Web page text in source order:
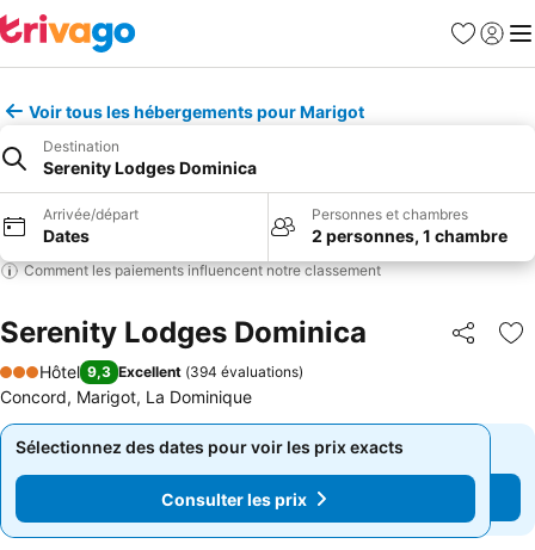
Favoris
Se
Voir tous les hébergements pour Marigot
Destination
Serenity Lodges Dominica
Arrivée/départ
Dates
Personnes et chambres
2 personnes, 1 chambre
Comment les paiements influencent notre classement
Serenity Lodges Dominica Partager
3 Étoiles
Hôtel 9,3 Excellent (394 évaluations)
Concord, Marigot, La Dominique
Sélectionnez des dates pour voir les prix exacts
Consulter les prix
Sélectionnez des dates pour voir les prix exacts
Consulter les prix